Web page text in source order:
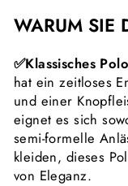
WARUM SIE
✅Klassisches Polo
hat ein zeitloses
und einer
eignet es sich
semi-formelle
kleiden, dieses
von Eleganz.